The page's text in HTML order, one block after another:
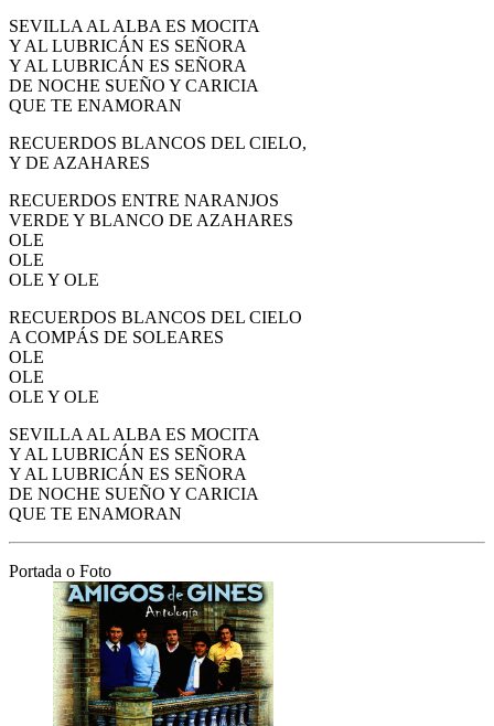
SEVILLA AL ALBA ES MOCITA
Y AL LUBRICÁN ES SEÑORA
Y AL LUBRICÁN ES SEÑORA
DE NOCHE SUEÑO Y CARICIA
QUE TE ENAMORAN
RECUERDOS BLANCOS DEL CIELO,
Y DE AZAHARES
RECUERDOS ENTRE NARANJOS
VERDE Y BLANCO DE AZAHARES
OLE
OLE
OLE Y OLE
RECUERDOS BLANCOS DEL CIELO
A COMPÁS DE SOLEARES
OLE
OLE
OLE Y OLE
SEVILLA AL ALBA ES MOCITA
Y AL LUBRICÁN ES SEÑORA
Y AL LUBRICÁN ES SEÑORA
DE NOCHE SUEÑO Y CARICIA
QUE TE ENAMORAN
Portada o Foto